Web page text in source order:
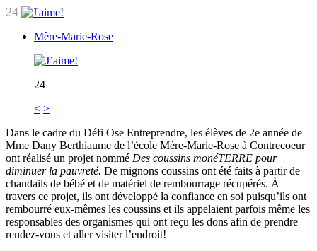
24
Mère-Marie-Rose
24
< >
Dans le cadre du Défi Ose Entreprendre, les élèves de 2e année de
Mme Dany Berthiaume de l’école Mère-Marie-Rose à Contrecoeur
ont réalisé un projet nommé Des coussins monéTERRE pour
diminuer la pauvreté. De mignons coussins ont été faits à partir de
chandails de bébé et de matériel de rembourrage récupérés. À
travers ce projet, ils ont développé la confiance en soi puisqu’ils ont
rembourré eux-mêmes les coussins et ils appelaient parfois même les
responsables des organismes qui ont reçu les dons afin de prendre
rendez-vous et aller visiter l’endroit!